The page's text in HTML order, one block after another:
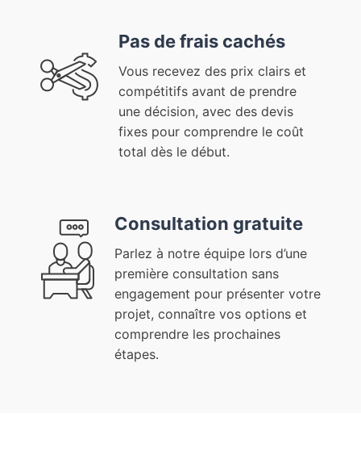
Pas de frais cachés
Vous recevez des prix clairs et
compétitifs avant de prendre
une décision, avec des devis
fixes pour comprendre le coût
total dès le début.
Consultation gratuite
Parlez à notre équipe lors d’une
première consultation sans
engagement pour présenter votre
projet, connaître vos options et
comprendre les prochaines
étapes.